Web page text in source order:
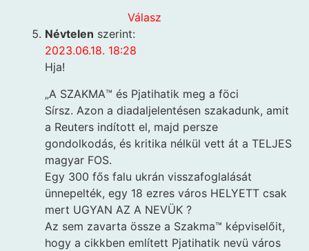
Válasz
Névtelen szerint:
2023.06.18. 18:28
Hja!
„A SZAKMA™️ és Pjatihatik meg a föci
Sírsz. Azon a diadaljelentésen szakadunk, amit
a Reuters indított el, majd persze
gondolkodás, és kritika nélkül vett át a TELJES
magyar FOS.
Egy 300 fős falu ukrán visszafoglalását
ünnepelték, egy 18 ezres város HELYETT csak
mert UGYAN AZ A NEVÜK ?
Az sem zavarta össze a Szakma™️ képviselőit,
hogy a cikkben említett Pjatihatik nevü város